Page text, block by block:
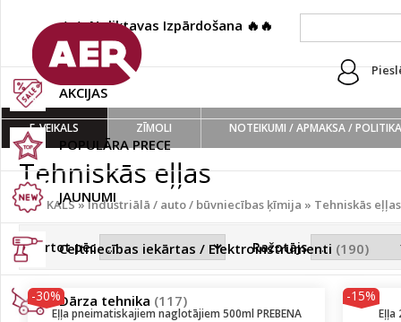
🔥🔥 Noliktavas Izpārdošana 🔥🔥
(222)
AKCIJAS
POPULĀRA PRECE
JAUNUMI
Celtniecības iekārtas / Elektroinstrumenti (190)
Dārza tehnika (117)
E-VEIKALS ZĪMOLI NOTEIKUMI / APMAKSA / POLITIKA
Tehniskās eļļas
E-VEIKALS»Industriālā / auto / būvniecības ķīmija » Tehniskās eļļas
Kārtot pēc Ražotājs
-30%
Eļļa pneimatiskajiem naglotājiem 500ml PREBENA
-15%
Eļļa